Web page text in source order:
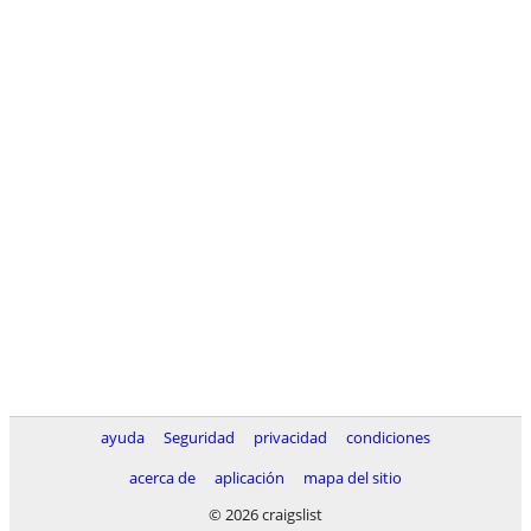
ayuda Seguridad privacidad
condiciones
acerca de
aplicación
mapa del sitio
© 2026 craigslist